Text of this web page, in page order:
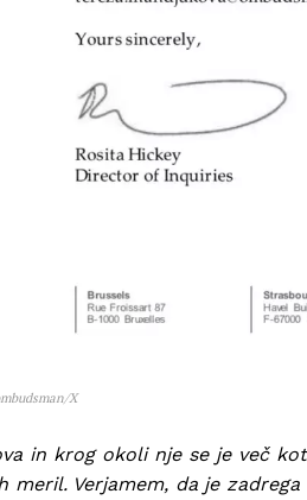
X
in krog okoli nje se je več
meril. Verjamem, da je